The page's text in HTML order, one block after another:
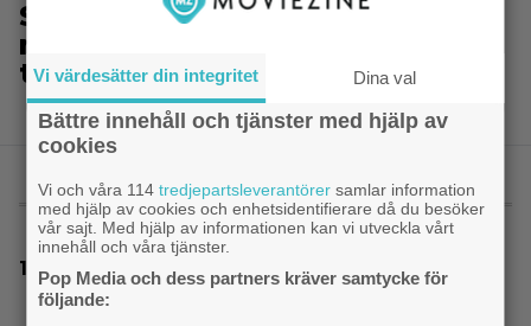
SVT Play har precis lagt till 17
nya filmer – här är mina 3 bästa
tips
MEST LÄST
På TV ikväll: Bortglömda thrillern som
Harrison Ford är stolt över: ”Bra film”
Vi värdesätter din integritet Dina val
Bättre innehåll och tjänster med hjälp av
cookies
Vi och våra 114tredjepartsleverantörer samlar information
med hjälp av cookies och enhetsidentifierare då du besöker
vår sajt. Med hjälp av informationen kan vi utveckla vårt
innehåll och våra tjänster.
Pop Media och dess partners kräver samtycke för
följande: